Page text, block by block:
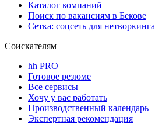
Каталог компаний
Поиск по вакансиям в Бекове
Сетка: соцсеть для нетворкинга
Соискателям
hh PRO
Готовое резюме
Все сервисы
Хочу у вас работать
Производственный календарь
Экспертная рекомендация